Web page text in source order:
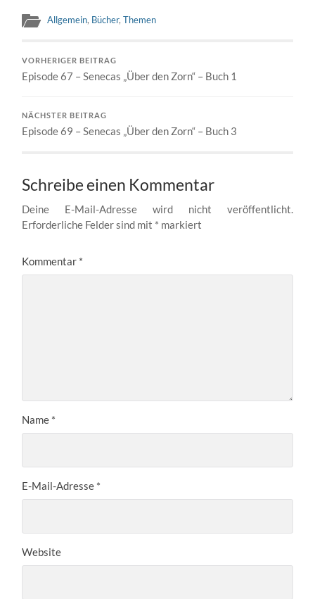
Allgemein, Bücher,Themen
VORHERIGER BEITRAG
Episode 67 – Senecas „Über den Zorn“ – Buch 1
NÄCHSTER BEITRAG
Episode 69 – Senecas „Über den Zorn“ – Buch 3
Schreibe einen Kommentar
Deine E-Mail-Adresse wird nicht veröffentlicht.
Erforderliche Felder sind mit * markiert
Kommentar *
Name *
E-Mail-Adresse *
Website